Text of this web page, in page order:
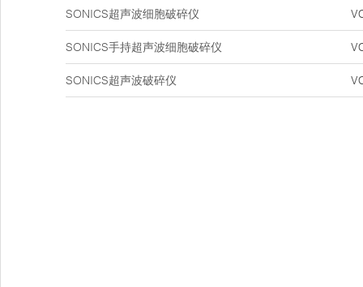
SONICS超声波细胞破碎仪
SONICS手持超声波细胞破碎仪
SONICS超声波破碎仪